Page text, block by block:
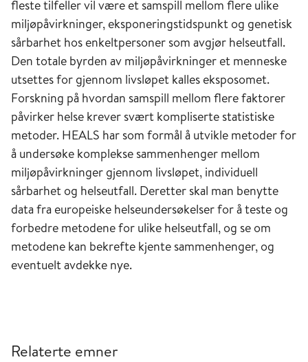
fleste tilfeller vil være et samspill mellom flere ulike
miljøpåvirkninger, eksponeringstidspunkt og genetisk
sårbarhet hos enkeltpersoner som avgjør helseutfall.
Den totale byrden av miljøpåvirkninger et menneske
utsettes for gjennom livsløpet kalles eksposomet.
Forskning på hvordan samspill mellom flere faktorer
påvirker helse krever svært kompliserte statistiske
metoder. HEALS har som formål å utvikle metoder for
å undersøke komplekse sammenhenger mellom
miljøpåvirkninger gjennom livsløpet, individuell
sårbarhet og helseutfall. Deretter skal man benytte
data fra europeiske helseundersøkelser for å teste og
forbedre metodene for ulike helseutfall, og se om
metodene kan bekrefte kjente sammenhenger, og
eventuelt avdekke nye.
Relaterte emner